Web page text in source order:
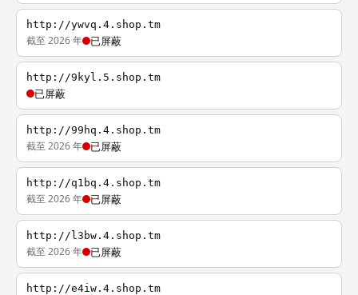
http://ywvq.4.shop.tm
截至 2026 年 已屏蔽
http://9kyl.5.shop.tm
已屏蔽
http://99hq.4.shop.tm
截至 2026 年 已屏蔽
http://q1bq.4.shop.tm
截至 2026 年 已屏蔽
http://l3bw.4.shop.tm
截至 2026 年 已屏蔽
http://e4iw.4.shop.tm